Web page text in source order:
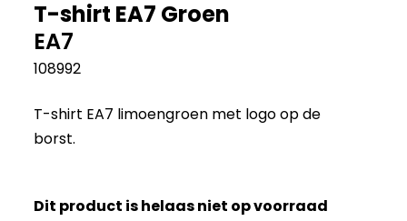
T-shirt EA7 Groen
EA7
108992
T-shirt EA7 limoengroen met logo op de
borst.
Dit product is helaas niet op voorraad